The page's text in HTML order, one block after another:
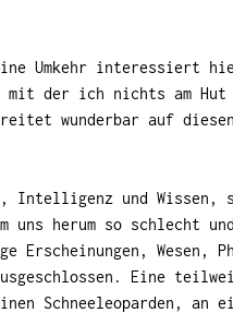
eine Umkehr interessiert
der ich nichts am Hut
wunderbar auf
Intelligenz und Wissen,
uns herum so schlecht
Wesen,
Eine
Schneeleoparden, an